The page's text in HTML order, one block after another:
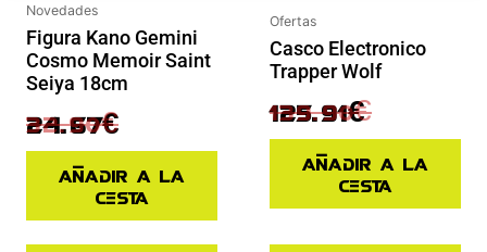
Novedades
Figura Kano Gemini
Cosmo Memoir Saint
Seiya 18cm
32.90€
24.67€
Añadir a la
cesta
Ofertas
Casco Electronico
Trapper Wolf
139.90€
125.91€
Añadir a la
cesta